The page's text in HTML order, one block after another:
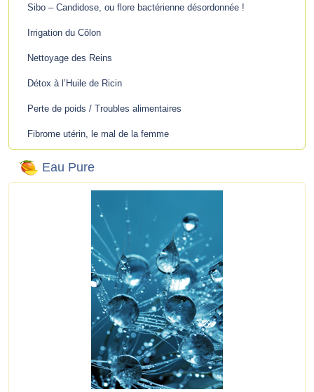
Sibo – Candidose, ou flore bactérienne désordonnée !
Irrigation du Côlon
Nettoyage des Reins
Détox à l’Huile de Ricin
Perte de poids / Troubles alimentaires
Fibrome utérin, le mal de la femme
Eau Pure